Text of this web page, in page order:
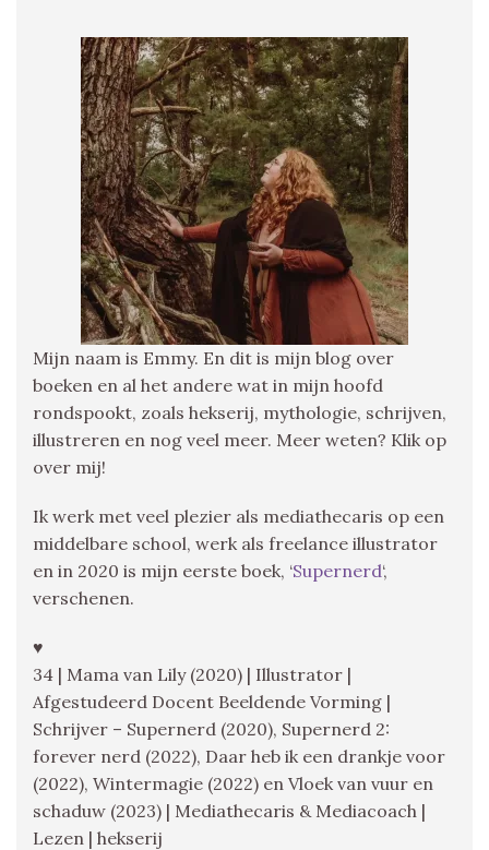
Mijn naam is Emmy. En dit is mijn blog over
boeken en al het andere wat in mijn hoofd
rondspookt, zoals hekserij, mythologie, schrijven,
illustreren en nog veel meer. Meer weten? Klik op
over mij!
Ik werk met veel plezier als mediathecaris op een
middelbare school, werk als freelance illustrator
en in 2020 is mijn eerste boek, ‘Supernerd‘,
verschenen.
♥
34 | Mama van Lily (2020) | Illustrator |
Afgestudeerd Docent Beeldende Vorming |
Schrijver – Supernerd (2020), Supernerd 2:
forever nerd (2022), Daar heb ik een drankje voor
(2022), Wintermagie (2022) en Vloek van vuur en
schaduw (2023) | Mediathecaris & Mediacoach |
Lezen | hekserij